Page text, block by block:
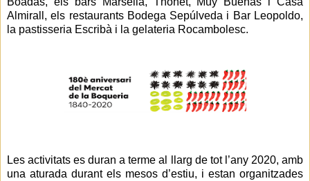
Almirall, els restaurants Bodega Sepúlveda i Bar Leopoldo,
la pastisseria Escribà i la gelateria Rocambolesc.
Les activitats es duran a terme al llarg de tot l’any 2020, amb
una aturada durant els mesos d’estiu, i estan organitzades